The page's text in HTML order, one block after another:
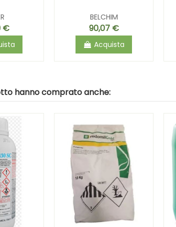
€
BELCHIM
90,07 €
Acquista
hanno comprato anche: